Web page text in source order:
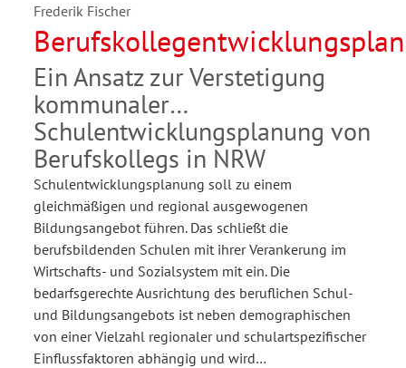
Frederik Fischer
Ein Ansatz zur Verstetigung
kommunaler
Schulentwicklungsplanung von
Berufskollegs in NRW
Schulentwicklungsplanung soll zu einem
gleichmäßigen und regional ausgewogenen
Bildungsangebot führen. Das schließt die
berufsbildenden Schulen mit ihrer Verankerung im
Wirtschafts- und Sozialsystem mit ein. Die
bedarfsgerechte Ausrichtung des beruflichen Schul-
und Bildungsangebots ist neben demographischen
von einer Vielzahl regionaler und schulartspezifischer
Einflussfaktoren abhängig und wird…